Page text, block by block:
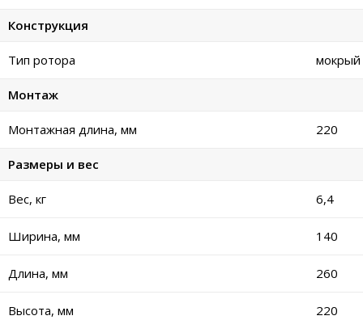
Конструкция
Тип ротора мокрый
Монтаж
Монтажная длина, мм 220
Размеры и вес
Вес, кг 6,4
Ширина, мм 140
Длина, мм 260
Высота, мм 220